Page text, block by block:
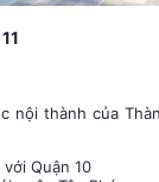
nội thành của
Quận 10